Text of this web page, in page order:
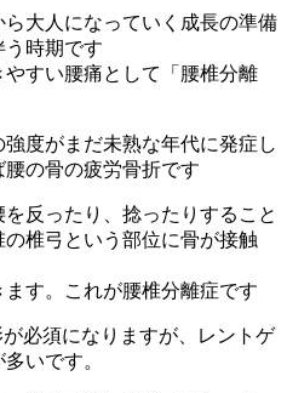
大人になっていく成長の準備
時期です
すい腰痛として「腰椎分離
度がまだ未熟な年代に発症し
の骨の疲労骨折です
反ったり、捻ったりすること
椎弓という部位に骨が接触
す。これが腰椎分離症です
必須になりますが、レントゲ
いです。